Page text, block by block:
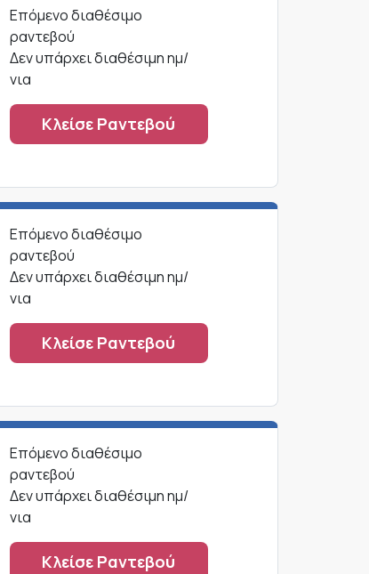
Επόμενο διαθέσιμο
ραντεβού
Δεν υπάρχει διαθέσιμη ημ/
νια
Κλείσε Ραντεβού
Επόμενο διαθέσιμο
ραντεβού
Δεν υπάρχει διαθέσιμη ημ/
νια
Κλείσε Ραντεβού
Επόμενο διαθέσιμο
ραντεβού
Δεν υπάρχει διαθέσιμη ημ/
νια
Κλείσε Ραντεβού